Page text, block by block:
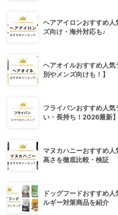
ヘアアイロンおすすめ
ズ向け・海外対応も♪
ヘアオイルおすすめ人
別やメンズ向けも！】
フライパンおすすめ人
い・長持ち！2026最新】
マヌカハニーおすすめ
高さを徹底比較・検証
ドッグフードおすすめ
ルギー対策商品を紹介